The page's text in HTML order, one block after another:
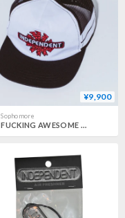
¥9,900
Sophomore
FUCKING AWESOME / x INDEPENDENT FA SPIRAL LOGO TRUCKER / BLACK + WHITE